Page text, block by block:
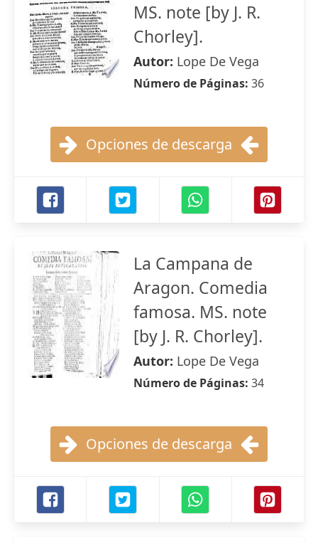
MS. note [by J. R.
Chorley].
Autor: Lope De Vega
Número de Páginas: 36
Opciones de descarga
La Campana de
Aragon. Comedia
famosa. MS. note
[by J. R. Chorley].
Autor: Lope De Vega
Número de Páginas: 34
Opciones de descarga